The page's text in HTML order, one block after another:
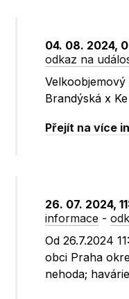
04. 08. 2024,
odkaz na
Brandýská x
Přejít na více
26. 07. 2024,
informace -
Od 26.7.2024
obci Praha
nehoda;